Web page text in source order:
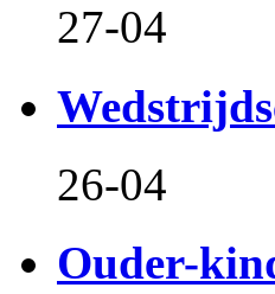
27-04
26-04
Ouder-